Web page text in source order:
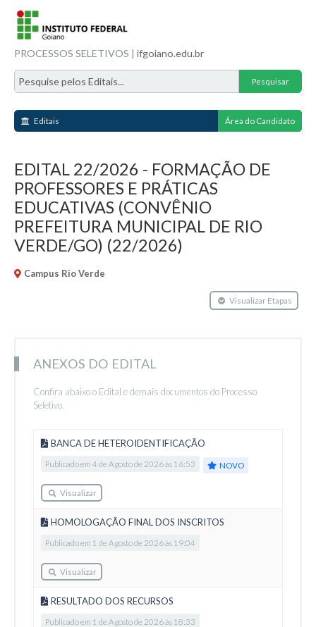
PROCESSOS SELETIVOS | ifgoiano.edu.br
Editais Área do Candidato
EDITAL 22/2026 - FORMAÇÃO DE
PROFESSORES E PRÁTICAS
EDUCATIVAS (CONVÊNIO
PREFEITURA MUNICIPAL DE RIO
VERDE/GO) (22/2026)
Campus Rio Verde
Visualizar Etapas
ANEXOS DO EDITAL
Confira abaixo o Edital e demais documentos do Processo
Seletivo.
BANCA DE HETEROIDENTIFICAÇÃO
Publicado em 4 de Agosto de 2026 às 16:53 NOVO
Visualizar
HOMOLOGAÇÃO FINAL DOS INSCRITOS
Publicado em 1 de Agosto de 2026 às 19:04
Visualizar
RESULTADO DOS RECURSOS
Publicado em 1 de Agosto de 2026 às 18:33